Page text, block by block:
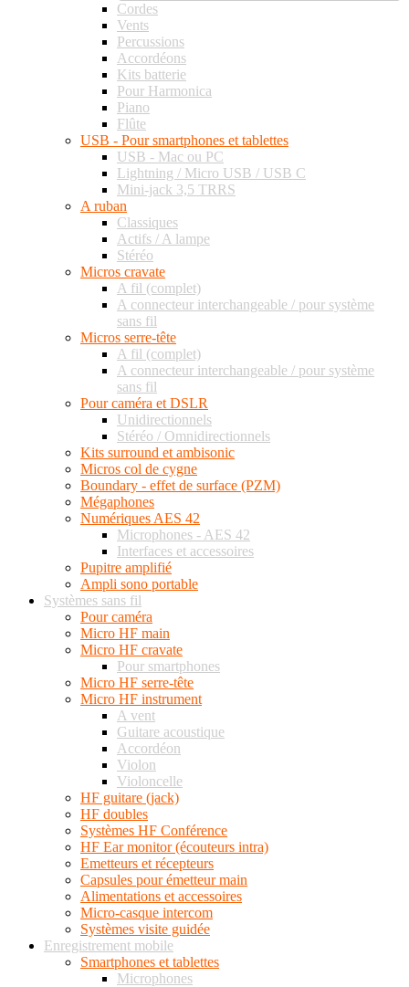
Cordes
Vents
Percussions
Accordéons
Kits batterie
Pour Harmonica
Piano
Flûte
USB - Pour smartphones et tablettes
USB - Mac ou PC
Lightning / Micro USB / USB C
Mini-jack 3,5 TRRS
A ruban
Classiques
Actifs / A lampe
Stéréo
Micros cravate
A fil (complet)
A connecteur interchangeable / pour système
sans fil
Micros serre-tête
A fil (complet)
A connecteur interchangeable / pour système
sans fil
Pour caméra et DSLR
Unidirectionnels
Stéréo / Omnidirectionnels
Kits surround et ambisonic
Micros col de cygne
Boundary - effet de surface (PZM)
Mégaphones
Numériques AES 42
Microphones - AES 42
Interfaces et accessoires
Pupitre amplifié
Ampli sono portable
Systèmes sans fil
Pour caméra
Micro HF main
Micro HF cravate
Pour smartphones
Micro HF serre-tête
Micro HF instrument
A vent
Guitare acoustique
Accordéon
Violon
Violoncelle
HF guitare (jack)
HF doubles
Systèmes HF Conférence
HF Ear monitor (écouteurs intra)
Emetteurs et récepteurs
Capsules pour émetteur main
Alimentations et accessoires
Micro-casque intercom
Systèmes visite guidée
Enregistrement mobile
Smartphones et tablettes
Microphones